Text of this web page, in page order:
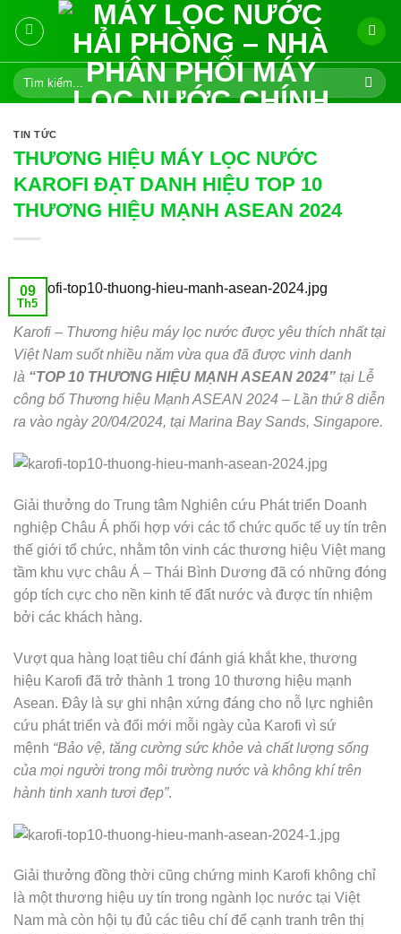
Tìm
kiếm:
TIN TỨC
THƯƠNG HIỆU MÁY LỌC NƯỚC
KAROFI ĐẠT DANH HIỆU TOP 10
THƯƠNG HIỆU MẠNH ASEAN 2024
09
Th5
Karofi – Thương hiệu máy lọc nước được yêu thích nhất tại
Việt Nam suốt nhiều năm vừa qua đã được vinh danh
là “TOP 10 THƯƠNG HIỆU MẠNH ASEAN 2024” tại Lễ
công bố Thương hiệu Mạnh ASEAN 2024 – Lần thứ 8 diễn
ra vào ngày 20/04/2024, tại Marina Bay Sands, Singapore.
Giải thưởng do Trung tâm Nghiên cứu Phát triển Doanh
nghiệp Châu Á phối hợp với các tổ chức quốc tế uy tín trên
thế giới tổ chức, nhằm tôn vinh các thương hiệu Việt mang
tầm khu vực châu Á – Thái Bình Dương đã có những đóng
góp tích cực cho nền kinh tế đất nước và được tín nhiệm
bởi các khách hàng.
Vượt qua hàng loạt tiêu chí đánh giá khắt khe, thương
hiệu Karofi đã trở thành 1 trong 10 thương hiệu mạnh
Asean. Đây là sự ghi nhận xứng đáng cho nỗ lực nghiên
cứu phát triển và đổi mới mỗi ngày của Karofi vì sứ
mệnh “Bảo vệ, tăng cường sức khỏe và chất lượng sống
của mọi người trong môi trường nước và không khí trên
hành tinh xanh tươi đẹp”.
Giải thưởng đồng thời cũng chứng minh Karofi không chỉ
là một thương hiệu uy tín trong ngành lọc nước tại Việt
Nam mà còn hội tụ đủ các tiêu chí để cạnh tranh trên thị